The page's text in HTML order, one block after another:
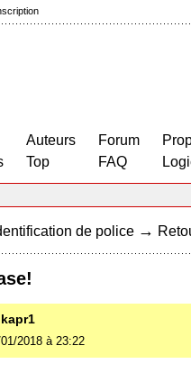
Auteurs
Top
Forum
FAQ
de police →
2018 à 23:22